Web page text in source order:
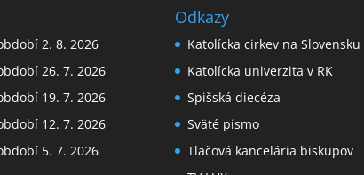
2. 8. 2026
26. 7. 2026
19. 7. 2026
12. 7. 2026
5. 7. 2026
Odkazy
Katolícka cirkev na Slovensku
Katolícka univerzita v RK
Spišská diecéza
Sväté písmo
Tlačová kancelária biskupov